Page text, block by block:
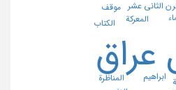
عراق
ابراهیم
الثانی عشر
المعرکة
المناظرة
الکتاب
موقف